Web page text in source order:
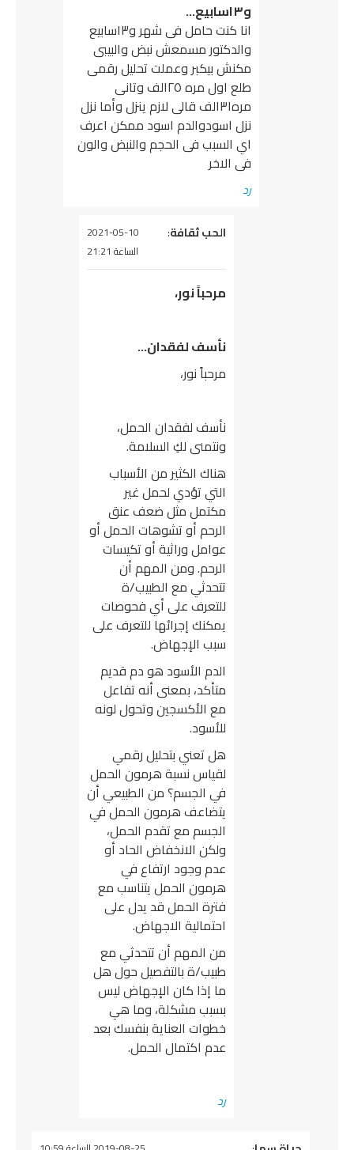
انا كنت حامل فى شهر و٣اسابيع
والدكتور مسمعش نبض والبيبى
مكنش بيكبر وعملت تحليل رقمى
طلع اول مره ٢٥الف وتانى
مره٣١الف قالى لازم ينزل وأما نزل
نزل اسودوالدم اسود ممكن اعرف
اي السبب فى الحجم والنبض والون
:
2021-05-10
نأسف لفقدان…
نأسف لفقدان الحمل،
ونتمنى لكِ السلامة.
هناك الكثير من الأسباب
التي تؤدي لحمل غير
مكتمل مثل ضعف عنق
الرحم أو تشوهات الحمل أو
عوامل وراثية أو تكيسات
الرحم. ومن المهم أن
تتحدثي مع الطبيب/ة
للتعرف على أي فحوصات
يمكنك إجرائها للتعرف على
سبب الإجهاض.
الدم الأسود هو دم قديم
متأكد، بمعنى أنه تفاعل
مع الأكسجين وتحول لونه
هل تعني بتحليل رقمي
لقياس نسبة هرمون الحمل
في الجسم؟ من الطبيعي أن
يتضاعف هرمون الحمل في
الجسم مع تقدم الحمل،
ولكن الانخفاض الحاد أو
عدم وجود ارتفاع في
هرمون الحمل يتناسب مع
فترة الحمل قد يدل على
احتمالية الاجهاض.
من المهم أن تتحدثي مع
طبيب/ة بالتفصيل حول هل
ما إذا كان الإجهاض ليس
بسبب مشكلة، وما هي
خطوات العناية بنفسك بعد
عدم اكتمال الحمل.